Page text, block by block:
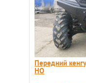
Передний
HO